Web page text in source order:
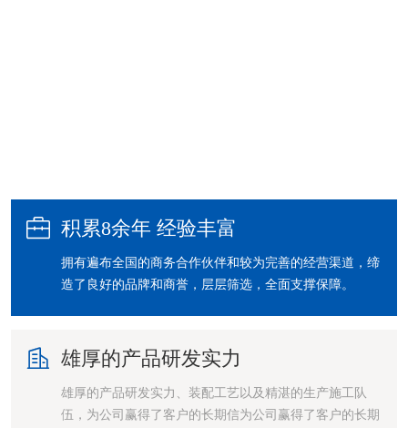
 积累8余年 经验丰富
拥有遍布全国的商务合作伙伴和较为完善的经营渠道，缔
造了良好的品牌和商誉，层层筛选，全面支撑保障。
 雄厚的产品研发实力
雄厚的产品研发实力、装配工艺以及精湛的生产施工队
伍，为公司赢得了客户的长期信为公司赢得了客户的长期